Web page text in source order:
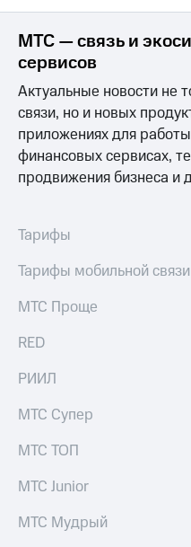
о технологиях
Интервью
Финансовая
отчетность
регионе
и акционерам
информации
Информация
акционерам
ПАО
Собрания
МТС — связь и
сервисов
Актуальные новости не
связи, но и новых
приложениях для
финансовых сервисах,
продвижения бизнеса и
Тарифы
Тарифы мобильной связи
МТС Проще
RED
РИИЛ
МТС Супер
МТС ТОП
МТС Junior
МТС Мудрый